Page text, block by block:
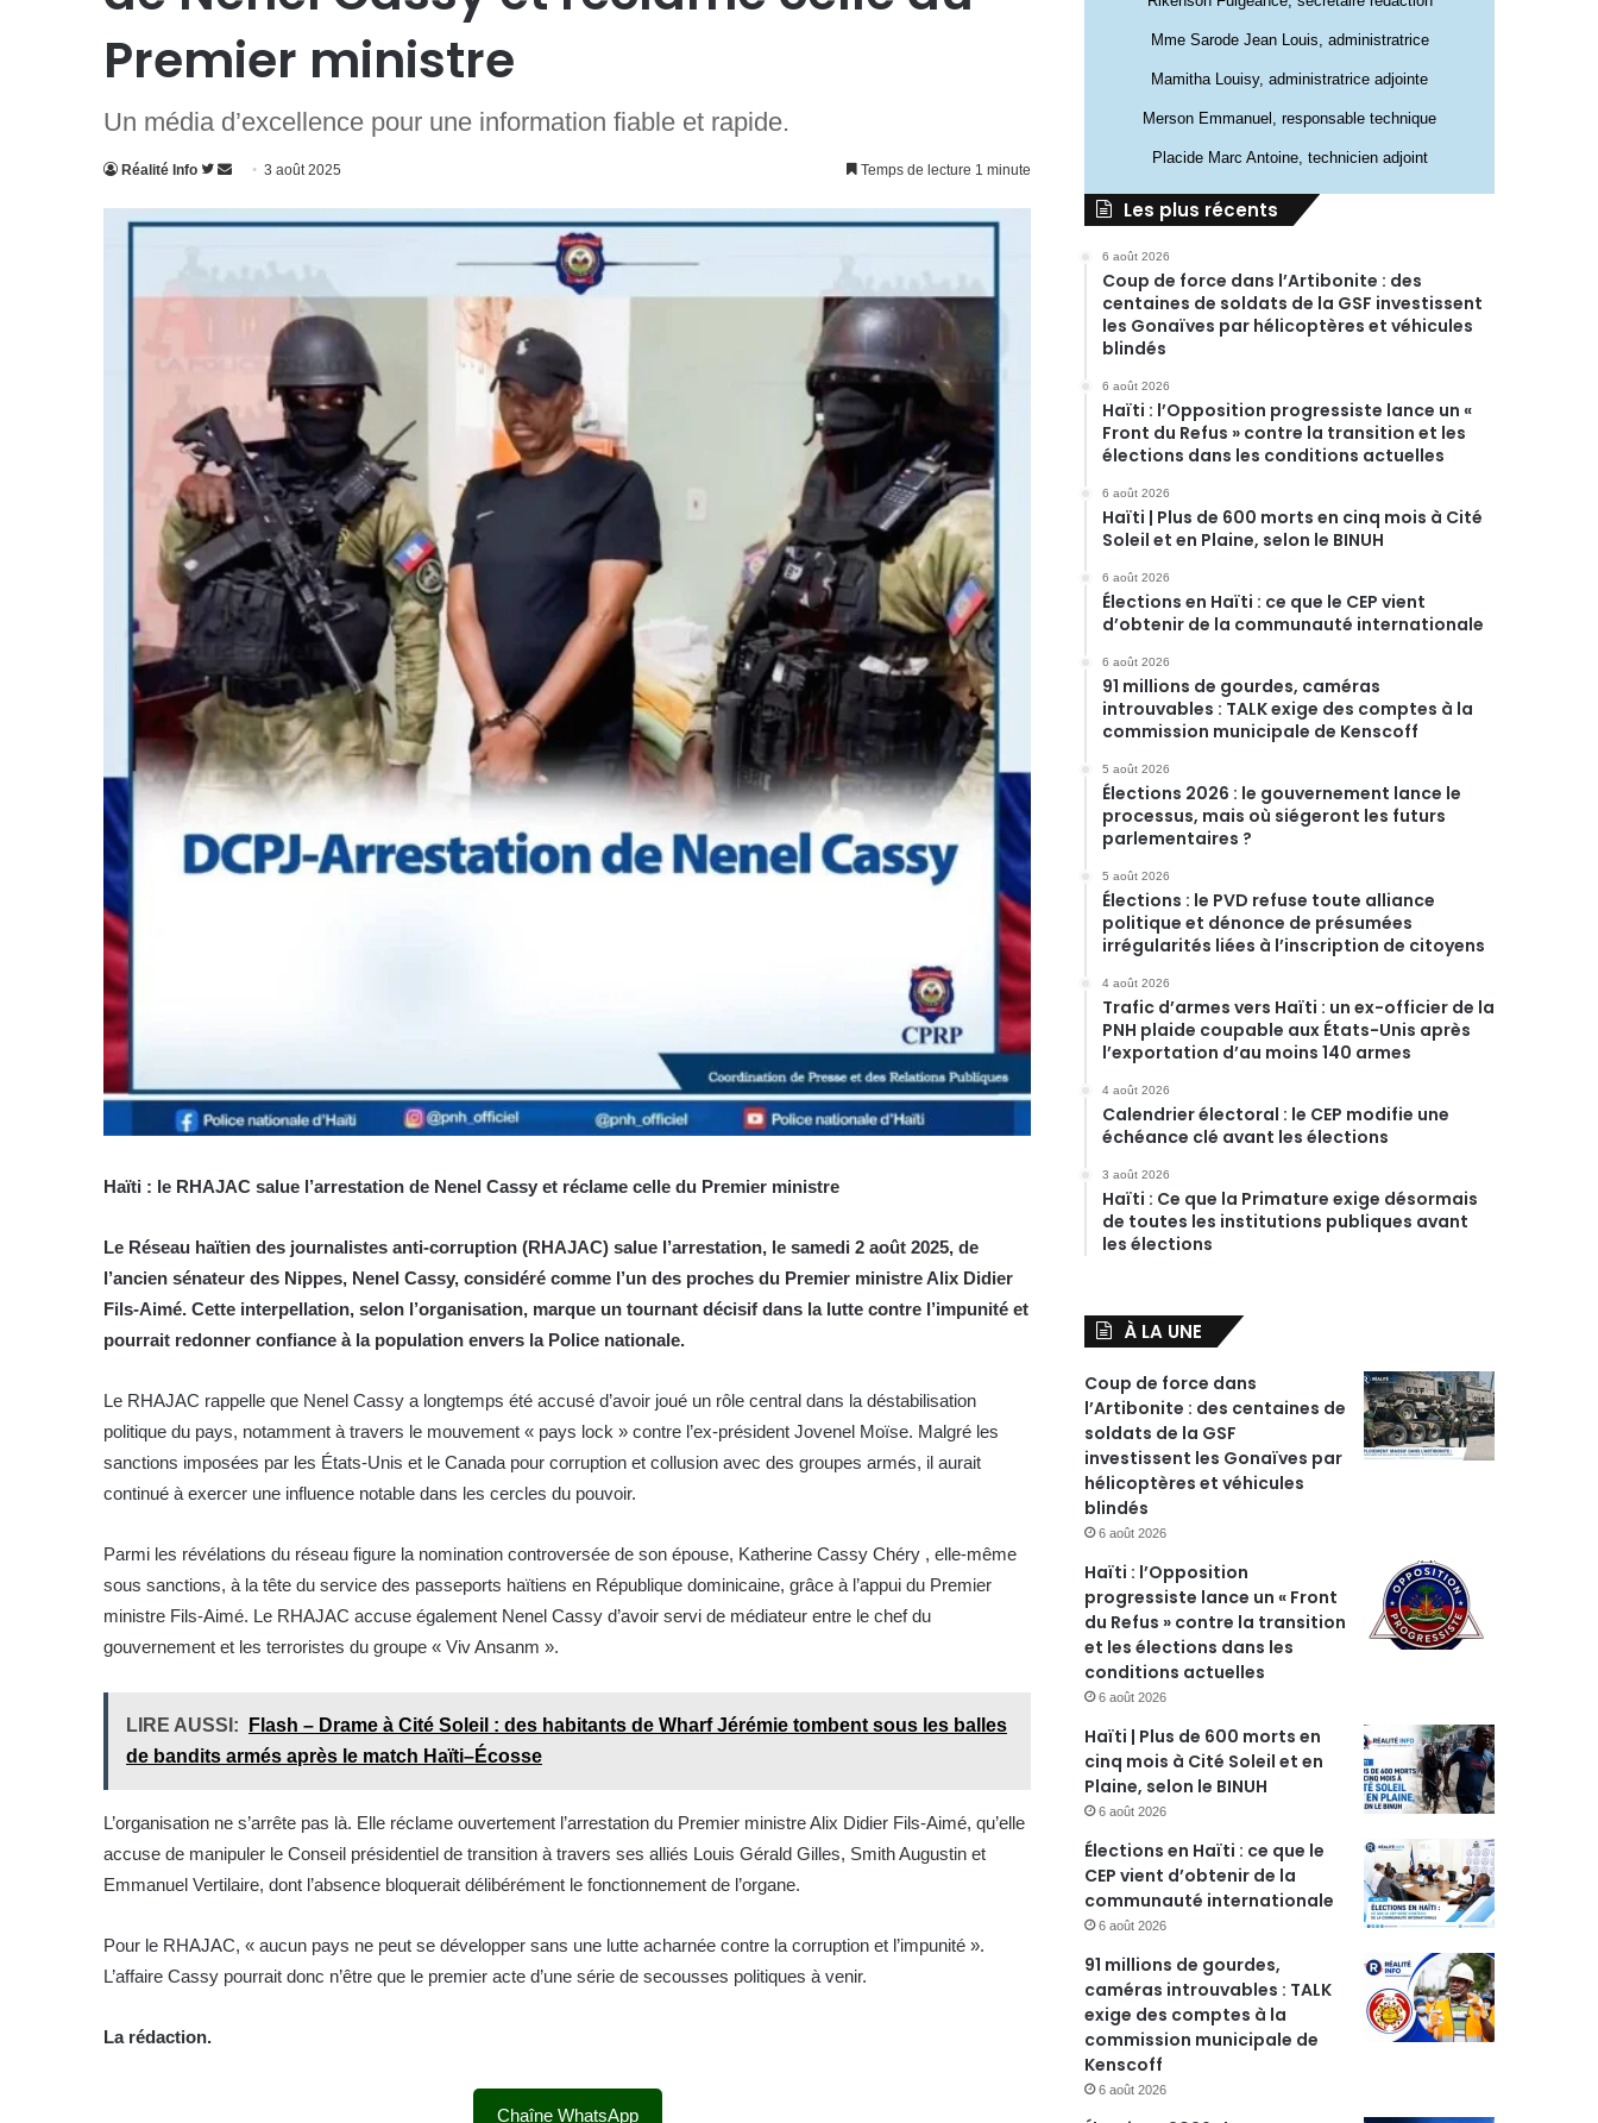
Premier ministre
Un média d’excellence pour une information fiable et rapide.
Réalité Info
Suivre
Twitter
Envoyer
courriel
3 août 2025 Temps de lecture 1 minute
Haïti : le RHAJAC salue l’arrestation de Nenel Cassy et réclame celle du Premier ministre
Le Réseau haïtien des journalistes anti-corruption (RHAJAC) salue l’arrestation, le samedi 2 août 2025, de
l’ancien sénateur des Nippes, Nenel Cassy, considéré comme l’un des proches du Premier ministre Alix Didier
Fils-Aimé. Cette interpellation, selon l’organisation, marque un tournant décisif dans la lutte contre l’impunité et
pourrait redonner confiance à la population envers la Police nationale.
Le RHAJAC rappelle que Nenel Cassy a longtemps été accusé d’avoir joué un rôle central dans la déstabilisation
politique du pays, notamment à travers le mouvement « pays lock » contre l’ex-président Jovenel Moïse. Malgré les
sanctions imposées par les États-Unis et le Canada pour corruption et collusion avec des groupes armés, il aurait
continué à exercer une influence notable dans les cercles du pouvoir.
Parmi les révélations du réseau figure la nomination controversée de son épouse, Katherine Cassy Chéry , elle-même
sous sanctions, à la tête du service des passeports haïtiens en République dominicaine, grâce à l’appui du Premier
ministre Fils-Aimé. Le RHAJAC accuse également Nenel Cassy d’avoir servi de médiateur entre le chef du
gouvernement et les terroristes du groupe « Viv Ansanm ».
LIRE AUSSI:
Flash – Drame à Cité Soleil : des habitants de Wharf Jérémie tombent sous les balles
de bandits armés après le match Haïti–Écosse
L’organisation ne s’arrête pas là. Elle réclame ouvertement l’arrestation du Premier ministre Alix Didier Fils-Aimé, qu’elle
accuse de manipuler le Conseil présidentiel de transition à travers ses alliés Louis Gérald Gilles, Smith Augustin et
Emmanuel Vertilaire, dont l’absence bloquerait délibérément le fonctionnement de l’organe.
Pour le RHAJAC, « aucun pays ne peut se développer sans une lutte acharnée contre la corruption et l’impunité ».
L’affaire Cassy pourrait donc n’être que le premier acte d’une série de secousses politiques à venir.
La rédaction.
Chaîne WhatsApp
Mme Sarode Jean Louis, administratrice
Mamitha Louisy, administratrice adjointe
Merson Emmanuel, responsable technique
Placide Marc Antoine, technicien adjoint
Les plus récents
6 août 2026
Coup de force dans l’Artibonite : des
centaines de soldats de la GSF investissent
les Gonaïves par hélicoptères et véhicules
blindés
6 août 2026
Haïti : l’Opposition progressiste lance un «
Front du Refus » contre la transition et les
élections dans les conditions actuelles
6 août 2026
Haïti | Plus de 600 morts en cinq mois à Cité
Soleil et en Plaine, selon le BINUH
6 août 2026
Élections en Haïti : ce que le CEP vient
d’obtenir de la communauté internationale
6 août 2026
91 millions de gourdes, caméras
introuvables : TALK exige des comptes à la
commission municipale de Kenscoff
5 août 2026
Élections 2026 : le gouvernement lance le
processus, mais où siégeront les futurs
parlementaires ?
5 août 2026
Élections : le PVD refuse toute alliance
politique et dénonce de présumées
irrégularités liées à l’inscription de citoyens
4 août 2026
Trafic d’armes vers Haïti : un ex-officier de la
PNH plaide coupable aux États-Unis après
l’exportation d’au moins 140 armes
4 août 2026
Calendrier électoral : le CEP modifie une
échéance clé avant les élections
3 août 2026
Haïti : Ce que la Primature exige désormais
de toutes les institutions publiques avant
les élections
À LA UNE
Coup de force dans
l’Artibonite : des centaines de
soldats de la GSF
investissent les Gonaïves par
hélicoptères et véhicules
blindés
6 août 2026
Haïti : l’Opposition
progressiste lance un « Front
du Refus » contre la transition
et les élections dans les
conditions actuelles
6 août 2026
Haïti | Plus de 600 morts en
cinq mois à Cité Soleil et en
Plaine, selon le BINUH
6 août 2026
Élections en Haïti : ce que le
CEP vient d’obtenir de la
communauté internationale
6 août 2026
91 millions de gourdes,
caméras introuvables : TALK
exige des comptes à la
commission municipale de
Kenscoff
6 août 2026